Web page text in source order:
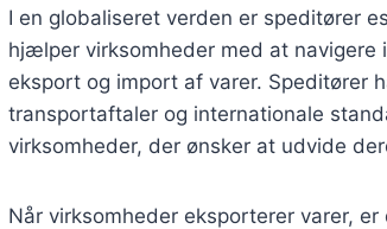
I en globaliseret verden er speditører
hjælper virksomheder med at
eksport og import af varer. Speditører
transportaftaler og internationale
virksomheder, der ønsker at udvide
Når virksomheder eksporterer varer,